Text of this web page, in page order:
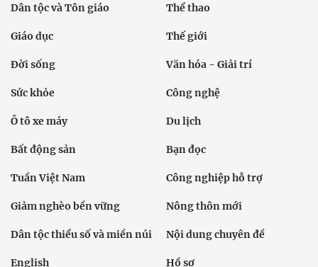
Dân tộc và Tôn giáo Thể thao
Giáo dục Thế giới
Đời sống Văn hóa - Giải trí
Sức khỏe Công nghệ
Ô tô xe máy Du lịch
Bất động sản Bạn đọc
Tuần Việt Nam Công nghiệp hỗ trợ
Giảm nghèo bền vững Nông thôn mới
Dân tộc thiểu số và miền núi Nội dung chuyên đề
English Hồ sơ